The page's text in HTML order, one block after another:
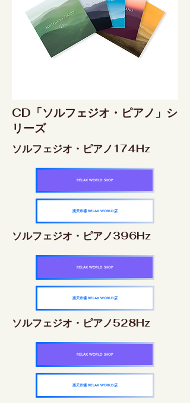
CD「ソルフェジオ・ピアノ」シ
リーズ
ソルフェジオ・ピアノ174Hz
RELAX WORLD SHOP
楽天市場 RELAX WORLD店
ソルフェジオ・ピアノ396Hz
RELAX WORLD SHOP
楽天市場 RELAX WORLD店
ソルフェジオ・ピアノ528Hz
RELAX WORLD SHOP
楽天市場 RELAX WORLD店